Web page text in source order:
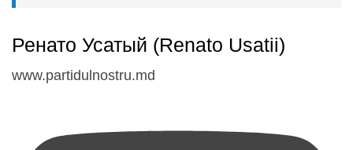
Ренато Усатый (Renato Usatii)
www.partidulnostru.md